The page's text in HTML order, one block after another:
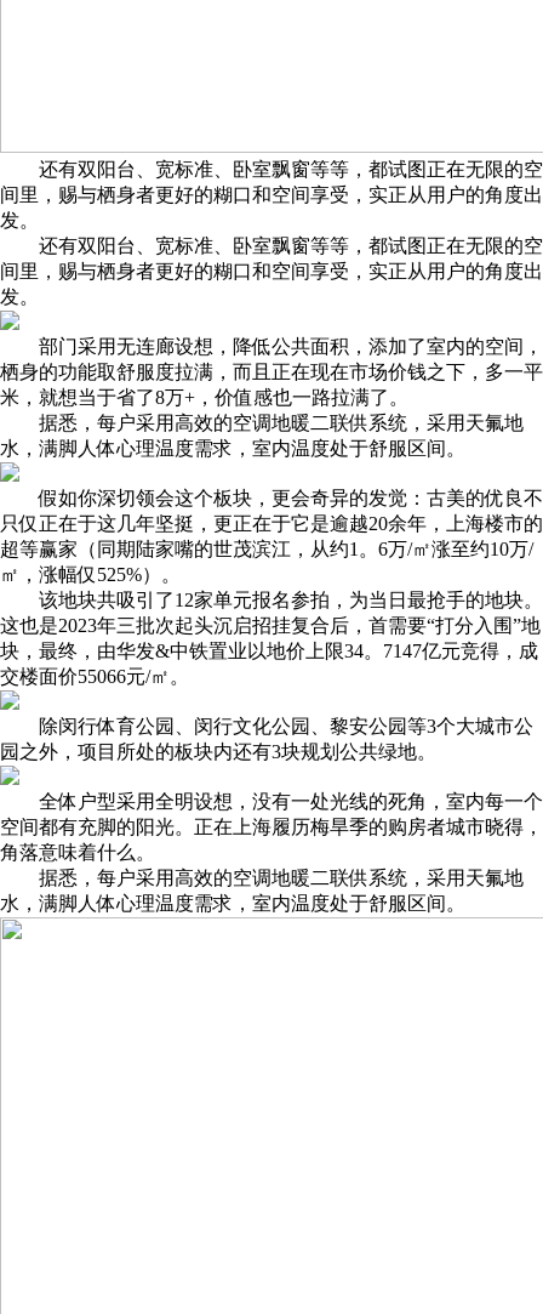
还有双阳台、宽标准、卧室飘窗等等，都试图正在无限的空
间里，赐与栖身者更好的糊口和空间享受，实正从用户的角度出
发。
还有双阳台、宽标准、卧室飘窗等等，都试图正在无限的空
间里，赐与栖身者更好的糊口和空间享受，实正从用户的角度出
发。
部门采用无连廊设想，降低公共面积，添加了室内的空间，
栖身的功能取舒服度拉满，而且正在现在市场价钱之下，多一平
米，就想当于省了8万+，价值感也一路拉满了。
据悉，每户采用高效的空调地暖二联供系统，采用天氟地
水，满脚人体心理温度需求，室内温度处于舒服区间。
假如你深切领会这个板块，更会奇异的发觉：古美的优良不
只仅正在于这几年坚挺，更正在于它是逾越20余年，上海楼市的
超等赢家（同期陆家嘴的世茂滨江，从约1。6万/㎡涨至约10万/
㎡，涨幅仅525%）。
该地块共吸引了12家单元报名参拍，为当日最抢手的地块。
这也是2023年三批次起头沉启招挂复合后，首需要“打分入围”地
块，最终，由华发&中铁置业以地价上限34。7147亿元竞得，成
交楼面价55066元/㎡。
除闵行体育公园、闵行文化公园、黎安公园等3个大城市公
园之外，项目所处的板块内还有3块规划公共绿地。
全体户型采用全明设想，没有一处光线的死角，室内每一个
空间都有充脚的阳光。正在上海履历梅旱季的购房者城市晓得，
角落意味着什么。
据悉，每户采用高效的空调地暖二联供系统，采用天氟地
水，满脚人体心理温度需求，室内温度处于舒服区间。